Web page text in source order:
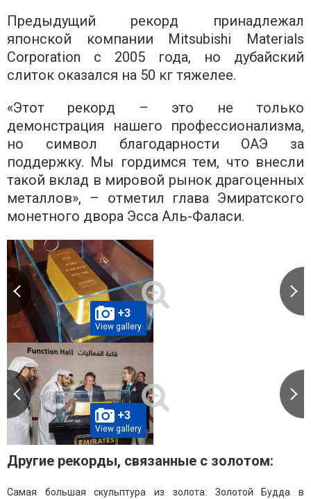
Предыдущий рекорд принадлежал
японской компании Mitsubishi Materials
Corporation с 2005 года, но дубайский
слиток оказался на 50 кг тяжелее.
«Этот рекорд – это не только
демонстрация нашего профессионализма,
но символ благодарности ОАЭ за
поддержку. Мы гордимся тем, что внесли
такой вклад в мировой рынок драгоценных
металлов», – отметил глава Эмиратского
монетного двора Эсса Аль-Фаласи.
+3
View gallery
+3
View gallery
Другие рекорды, связанные с золотом:
Самая большая скульптура из золота: Золотой Будда в